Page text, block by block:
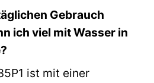
Gebrauch
ich viel mit Wasser in
ist mit einer